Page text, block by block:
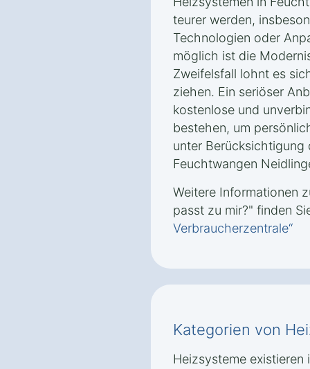
teurer werden,
Technologien oder
möglich ist die
Zweifelsfall lohnt es
ziehen. Ein seriöser
kostenlose und
bestehen, um
unter Berücksichtigung
Feuchtwangen
Weitere Informationen
passt zu mir?" finden
Verbraucherzentrale“
Kategorien von
Heizsysteme